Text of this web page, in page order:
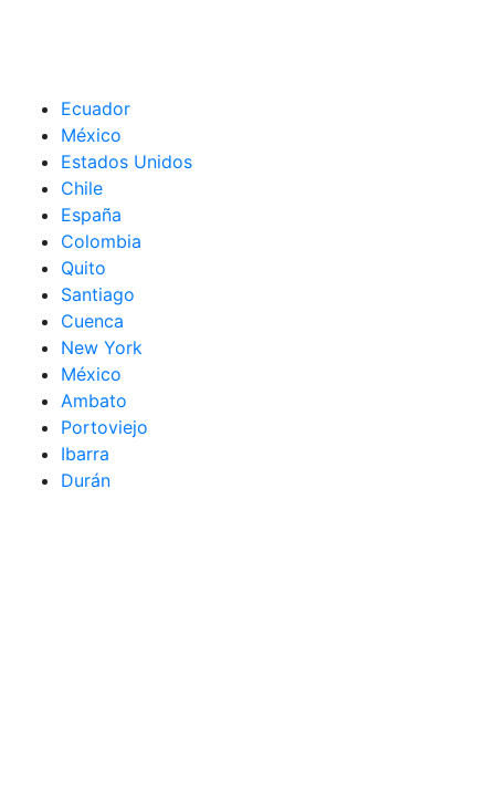
Ecuador
México
Estados Unidos
Chile
España
Colombia
Quito
Santiago
Cuenca
New York
México
Ambato
Portoviejo
Ibarra
Durán